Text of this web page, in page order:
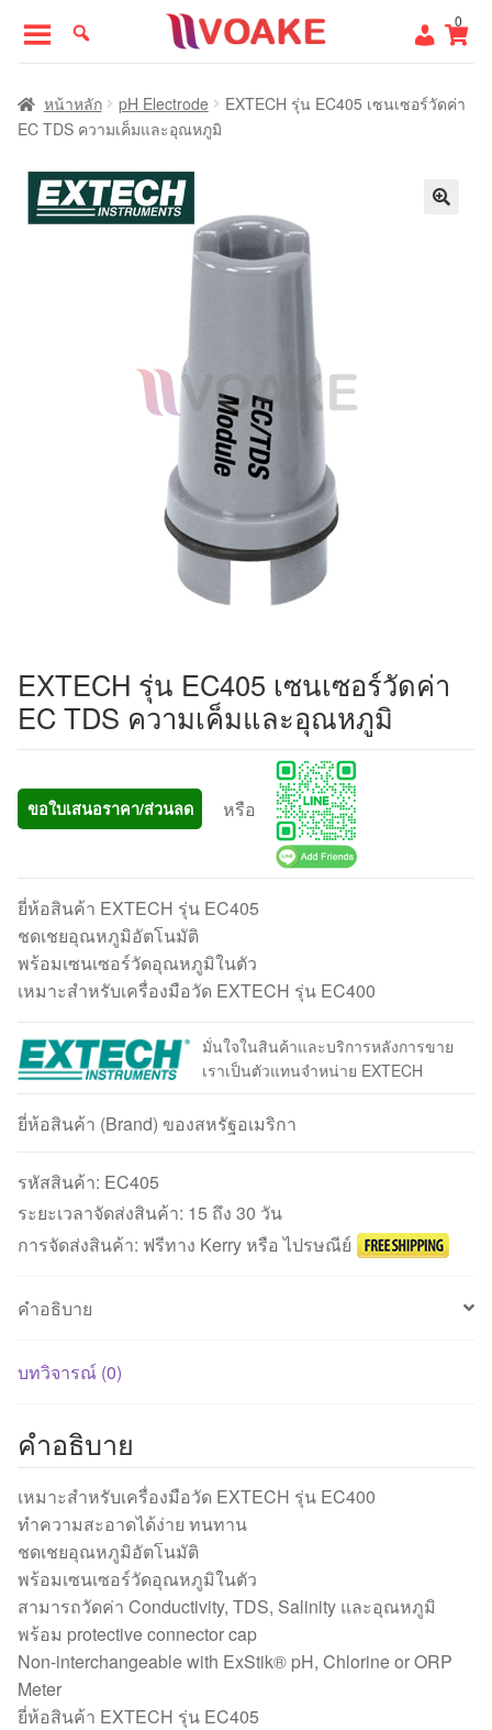
to
navigation
to
content
0
หน้าแรก
หน้าหลัก pH Electrode
EXTECH รุ่น EC405 เซนเซอร์วัดค่า
EC TDS ความเค็มและอุณหภูมิ
EXTECH รุ่น EC405 เซนเซอร์วัดค่า
EC TDS ความเค็มและอุณหภูมิ
ขอใบเสนอราคา/ส่วนลด หรือ
ยี่ห้อสินค้า EXTECH รุ่น EC405
ชดเชยอุณหภูมิอัตโนมัติ
พร้อมเซนเซอร์วัดอุณหภูมิในตัว
เหมาะสำหรับเครื่องมือวัด EXTECH รุ่น EC400
มั่นใจในสินค้าและบริการหลังการขาย
เราเป็นตัวแทนจำหน่าย EXTECH
ยี่ห้อสินค้า (Brand) ของสหรัฐอเมริกา
รหัสสินค้า: EC405
ระยะเวลาจัดส่งสินค้า: 15 ถึง 30 วัน
การจัดส่งสินค้า: ฟรีทาง Kerry หรือ ไปรษณีย์
คำอธิบาย
บทวิจารณ์ (0)
คำอธิบาย
เหมาะสำหรับเครื่องมือวัด EXTECH รุ่น EC400
ทำความสะอาดได้ง่าย ทนทาน
ชดเชยอุณหภูมิอัตโนมัติ
พร้อมเซนเซอร์วัดอุณหภูมิในตัว
สามารถวัดค่า Conductivity, TDS, Salinity และอุณหภูมิ
พร้อม protective connector cap
Non-interchangeable with ExStik® pH, Chlorine or ORP
Meter
ยี่ห้อสินค้า EXTECH รุ่น EC405